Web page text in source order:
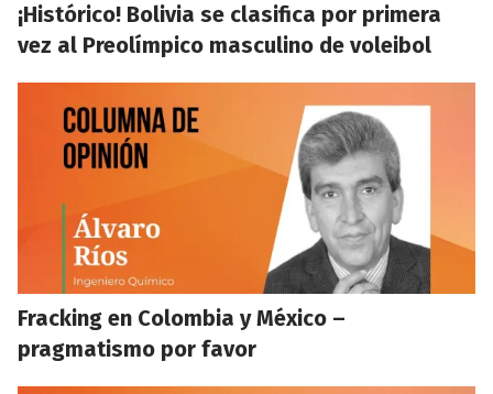
¡Histórico! Bolivia se clasifica por primera
vez al Preolímpico masculino de voleibol
Fracking en Colombia y México –
pragmatismo por favor